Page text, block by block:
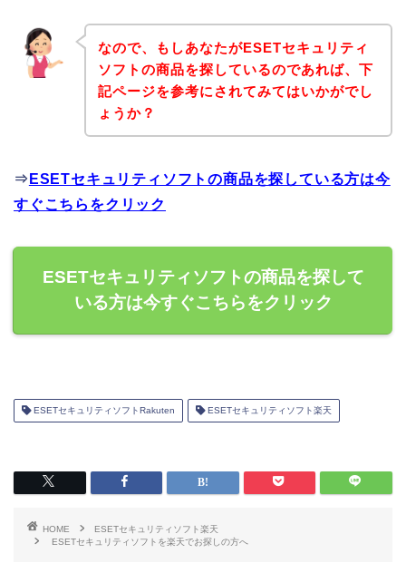
なので、もしあなたがESETセキュリティ
ソフトの商品を探しているのであれば、下
記ページを参考にされてみてはいかがでし
ょうか？
⇒ ESETセキュリティソフトの商品を探している方は今
すぐこちらをクリック
ESETセキュリティソフトの商品を探して
いる方は今すぐこちらをクリック
ESETセキュリティソフトRakuten ESETセキュリティソフト楽天
HOME
ESETセキュリティソフト楽天
ESETセキュリティソフトを楽天でお探しの方へ